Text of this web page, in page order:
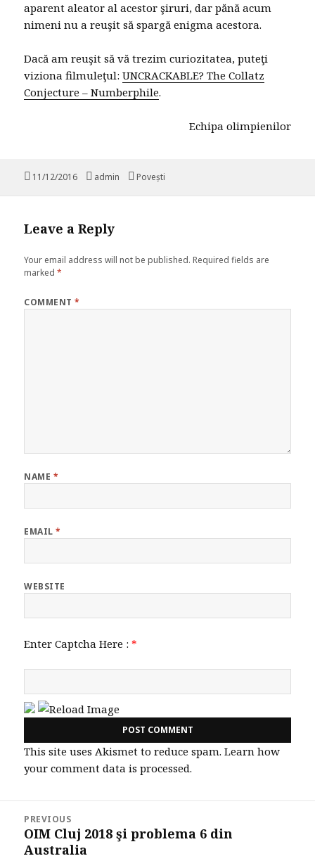
aparent aleator al acestor şiruri, dar pănă acum
nimeni nu a reuşit să spargă enigma acestora.
Dacă am reuşit să vă trezim curiozitatea, puteţi
viziona filmuleţul:UNCRACKABLE? The Collatz
Conjecture – Numberphile.
Echipa olimpienilor
Posted
11/12/2016 Author
admin Categories
Povești
Leave a Reply
Your email address will not be published. Required fields are
marked*
COMMENT*
NAME *
EMAIL*
WEBSITE
Enter Captcha Here :*
This site uses Akismet to reduce spam.Learn how
your comment data is processed.
navigation
PREVIOUS
Previous
post:
OIM Cluj 2018 şi problema 6 din
Australia